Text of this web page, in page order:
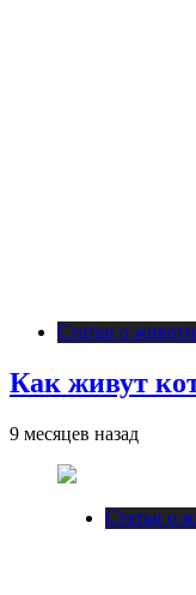
Статьи о
Как живут
9 месяцев назад
Статьи о